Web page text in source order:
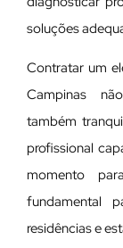
soluções
Contratar um
Campinas
também
profissional
momento
fundamental
residências e